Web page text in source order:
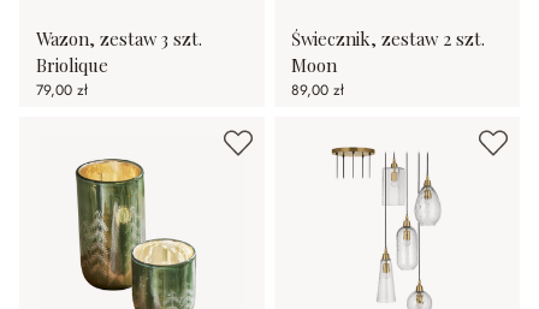
Wazon, zestaw 3 szt.
Briolique
79,00 zł
Świecznik, zestaw 2 szt.
Moon
89,00 zł